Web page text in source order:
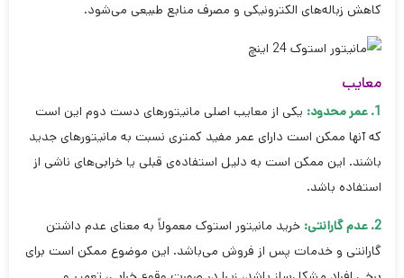
کاهش زباله‌های الکترونیکی و مصرف منابع طبیعی می‌شود.
معایب
1. عمر محدود:
یکی از معایب اصلی مانیتورهای دست دوم این است
که آنها ممکن است دارای عمر مفید کمتری نسبت به مانیتورهای جدید
باشند. این ممکن است به دلیل استفاده‌ی قبلی یا خرابی‌های ناشی از
استفاده باشد.
2. عدم گارانتی:
خرید مانیتور استوک معمولاً به معنای عدم داشتن
گارانتی و خدمات پس از فروش می‌باشد. این موضوع ممکن است برای